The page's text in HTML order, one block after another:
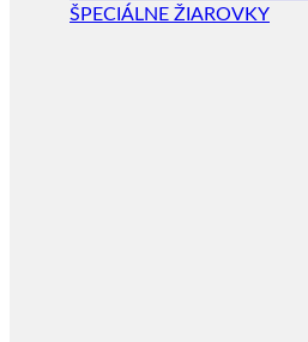
ŠPECIÁLNE ŽIAROVKY